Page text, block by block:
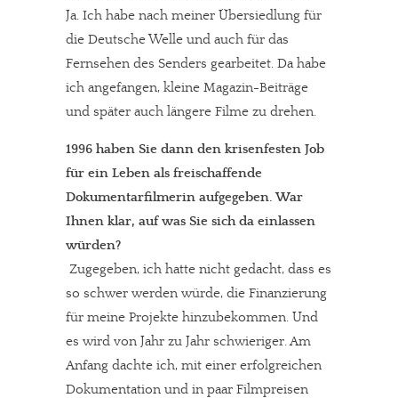
Ja. Ich habe nach meiner Übersiedlung für
die Deutsche Welle und auch für das
Fernsehen des Senders gearbeitet. Da habe
ich angefangen, kleine Magazin-Beiträge
und später auch längere Filme zu drehen.
1996 haben Sie dann den krisenfesten Job
für ein Leben als freischaffende
Dokumentarfilmerin aufgegeben. War
Ihnen klar, auf was Sie sich da einlassen
würden?
Zugegeben, ich hatte nicht gedacht, dass es
so schwer werden würde, die Finanzierung
für meine Projekte hinzubekommen. Und
es wird von Jahr zu Jahr schwieriger. Am
Anfang dachte ich, mit einer erfolgreichen
Dokumentation und in paar Filmpreisen